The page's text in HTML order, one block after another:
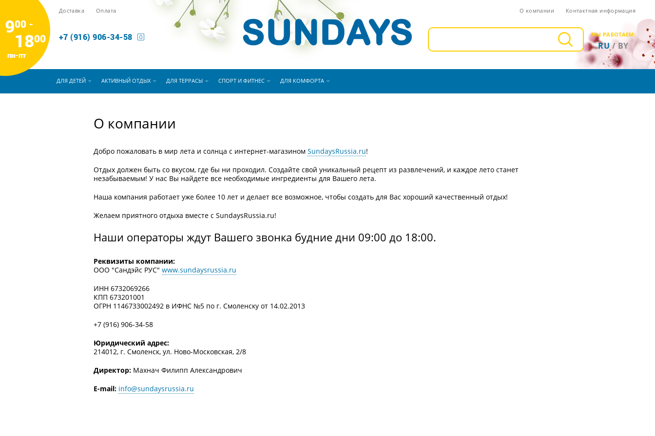
900 -
1800
пн-пт
Доставка Оплата О компании Контактная информация
+7 (916) 906-34-58 МЫ РАБОТАЕМ:
RU/ BY
ДЛЯ ДЕТЕЙ АКТИВНЫЙ ОТДЫХ ДЛЯ ТЕРРАСЫ СПОРТ И ФИТНЕС ДЛЯ КОМФОРТА
О компании
Добро пожаловать в мир лета и солнца с интернет-магазином SundaysRussia.ru!
Отдых должен быть со вкусом, где бы ни проходил. Создайте свой уникальный рецепт из развлечений, и каждое лето станет
незабываемым! У нас Вы найдете все необходимые ингредиенты для Вашего лета.
Наша компания работает уже более 10 лет и делает все возможное, чтобы создать для Вас хороший качественный отдых!
Желаем приятного отдыха вместе с SundaysRussia.ru!
Наши операторы ждут Вашего звонка будние дни 09:00 до 18:00.
Реквизиты компании:
ООО "Сандэйс РУС" www.sundaysrussia.ru
ИНН 6732069266
КПП 673201001
ОГРН 1146733002492 в ИФНС №5 по г. Смоленску от 14.02.2013
+7 (916) 906-34-58
Юридический адрес:
214012, г. Смоленск, ул. Ново-Московская, 2/8
Директор: Махнач Филипп Александрович
E-mail: info@sundaysrussia.ru